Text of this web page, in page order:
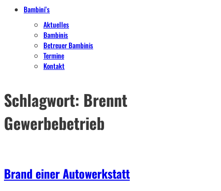
Bambini’s
Aktuelles
Bambinis
Betreuer Bambinis
Termine
Kontakt
Schlagwort: Brennt
Gewerbebetrieb
Brand einer Autowerkstatt